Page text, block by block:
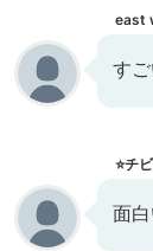
east
す
⭐チ
面